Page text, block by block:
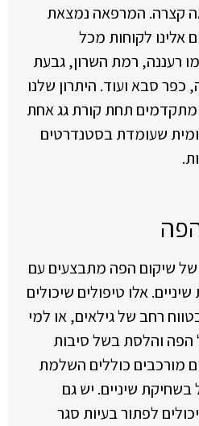
קצרה. המרפאה נמצאת
אלינו לקוחות מכל
רעננה, רמת השרון, גבעת
סבא ועוד. היתרון שלנו
מתקדמים תחת קורת גג אחת
שעומדת בסטנדרטים
של שיקום הפה מתבצעים עם
אלו טיפולים שיכולים
רחב של גילאים, או למי
הפה והלסת בשל סיבות
מורכבים כוללים השלמת
בשחיקת שיניים. יש גם
לפתור בעיות סגר